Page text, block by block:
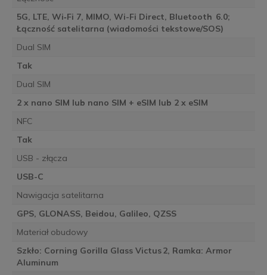
5G, LTE, Wi‑Fi 7, MIMO, Wi-Fi Direct, Bluetooth 6.0;
Łączność satelitarna (wiadomości tekstowe/SOS)
Dual SIM
Tak
Dual SIM
2 x nano SIM lub nano SIM + eSIM lub 2 x eSIM
NFC
Tak
USB - złącza
USB-C
Nawigacja satelitarna
GPS, GLONASS, Beidou, Galileo, QZSS
Materiał obudowy
Szkło: Corning Gorilla Glass Victus 2, Ramka: Armor
Aluminum